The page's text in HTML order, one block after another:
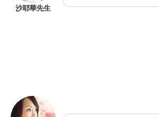
沙耶華先生